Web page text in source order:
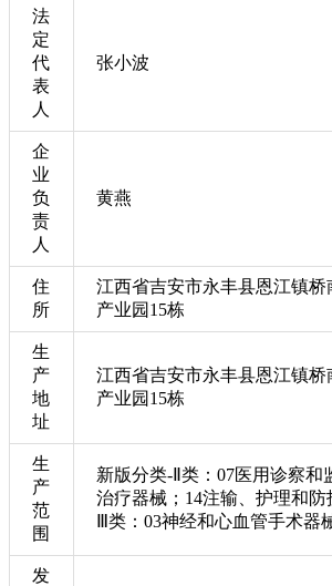
法
定
代
表
人
张小波
企
业
负
责
人
黄燕
住
所
江西省吉安市永丰县恩江镇
产业园15栋
生
产
地
址
江西省吉安市永丰县恩江镇
产业园15栋
生
产
范
围
新版分类-Ⅱ类：07医用诊察和
治疗器械；14注输、护理和
Ⅲ类：03神经和心血管手术器
发